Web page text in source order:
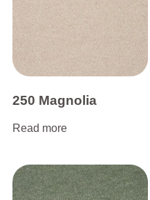
250 Magnolia
Read more